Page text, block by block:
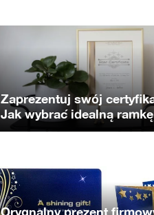
Zaprezentuj swój
Jak wybrać idealną
Orygnalny prezent